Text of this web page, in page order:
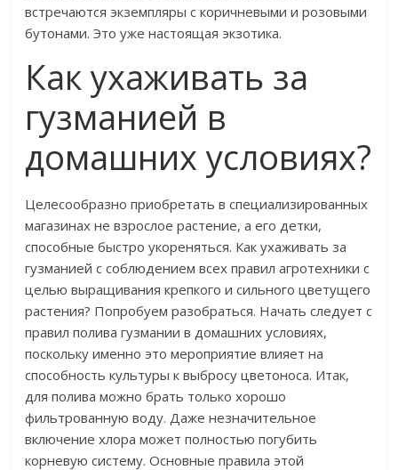
встречаются экземпляры с коричневыми и розовыми
бутонами. Это уже настоящая экзотика.
Как ухаживать за
гузманией в
домашних условиях?
Целесообразно приобретать в специализированных
магазинах не взрослое растение, а его детки,
способные быстро укореняться. Как ухаживать за
гузманией с соблюдением всех правил агротехники с
целью выращивания крепкого и сильного цветущего
растения? Попробуем разобраться. Начать следует с
правил полива гузмании в домашних условиях,
поскольку именно это мероприятие влияет на
способность культуры к выбросу цветоноса. Итак,
для полива можно брать только хорошо
фильтрованную воду. Даже незначительное
включение хлора может полностью погубить
корневую систему. Основные правила этой